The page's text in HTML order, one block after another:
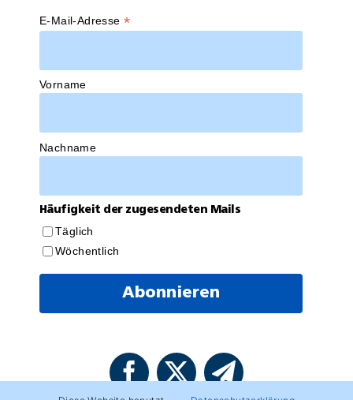
E-Mail-Adresse*
Vorname
Nachname
Häufigkeit der zugesendeten Mails
Täglich
Wöchentlich